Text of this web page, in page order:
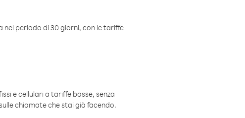
periodo di 30 giorni, con le tariffe
e cellulari a tariffe basse, senza
chiamate che stai già facendo.